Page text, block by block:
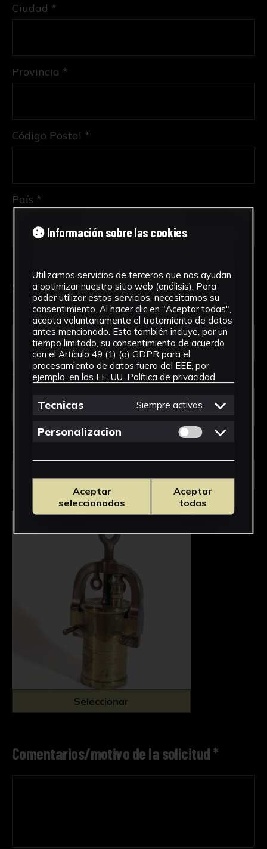
Ciudad *
Provincia *
Código Postal *
País *
Solicitud de Servicio
Tipo de solicitud *
Tipo de uso *
Obra en la que está interesado/a
2300/Marmita de Papin
Seleccionar
Comentarios/motivo de la solicitud *
Información sobre las cookies
Utilizamos servicios de terceros que nos ayudan
a optimizar nuestro sitio web (análisis). Para
poder utilizar estos servicios, necesitamos su
consentimiento. Al hacer clic en "Aceptar todas",
acepta voluntariamente el tratamiento de datos
antes mencionado. Esto también incluye, por un
tiempo limitado, su consentimiento de acuerdo
con el Artículo 49 (1) (a) GDPR para el
procesamiento de datos fuera del EEE, por
ejemplo, en los EE. UU. Política de privacidad
Tecnicas Siempre activas
Personalizacion Permitir cookies
Aceptar
seleccionadas
Aceptar
todas